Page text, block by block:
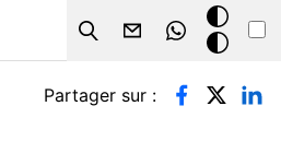
Search
Mode
sombre
Partager sur :